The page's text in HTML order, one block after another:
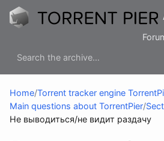
Home/Torrent tracker engine
Main questions about TorrentPier/
Не выводиться/не видит раздачу